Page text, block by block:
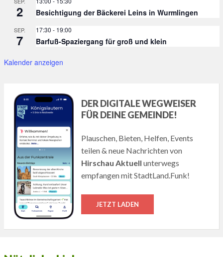
2 Besichtigung der Bäckerei Leins in Wurmlingen
SEP.
7
17:30 - 19:00
Barfuß-Spaziergang für groß und klein
Kalender anzeigen
DER DIGITALE WEGWEISER
FÜR DEINE GEMEINDE!
Plauschen, Bieten, Helfen, Events
teilen & neue Nachrichten von
Hirschau Aktuell unterwegs
empfangen mit StadtLand.Funk!
JETZT LADEN